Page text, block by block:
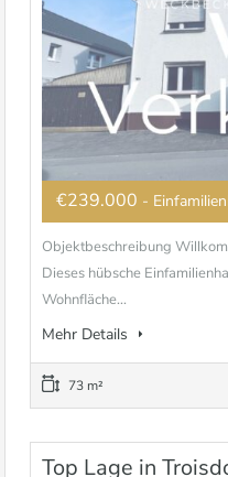
€239.000 -
Objektbeschreibung
Dieses hübsche
Wohnfläche...
Mehr Details
73 m²
Top Lage in